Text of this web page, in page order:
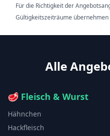
Für die Richtigkeit der
Gültigkeitszeiträume übernehmen
Alle
🥩 Fleisch & Wurst
Hähnchen
Hackfleisch